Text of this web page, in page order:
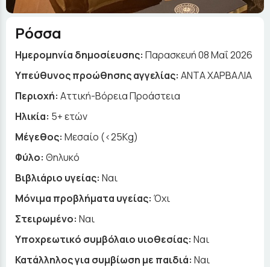
Ρόσσα
Ημερομηνία δημοσίευσης: Παρασκευή 08 Μαΐ 2026
Yπεύθυνος προώθησης αγγελίας: ΑΝΤΑ ΧΑΡΒΑΛΙΑ
Περιοχή: Αττική-Βόρεια Προάστεια
Ηλικία: 5+ ετών
Μέγεθος: Μεσαίο (<25Kg)
Φύλο: Θηλυκό
Βιβλιάριο υγείας: Ναι
Μόνιμα προβλήματα υγείας: Όχι
Στειρωμένο: Ναι
Υποχρεωτικό συμβόλαιο υιοθεσίας: Ναι
Κατάλληλος για συμβίωση με παιδιά: Ναι